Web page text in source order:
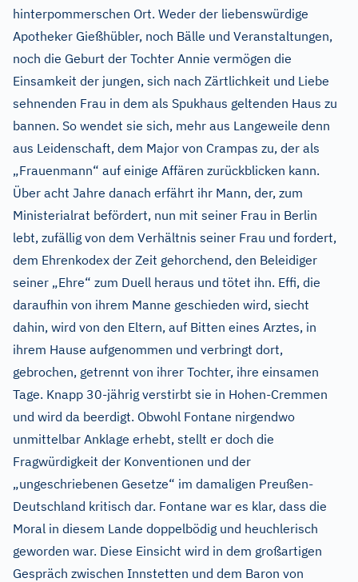
hinterpommerschen Ort. Weder der liebenswürdige
Apotheker Gießhübler, noch Bälle und Veranstaltungen,
noch die Geburt der Tochter Annie vermögen die
Einsamkeit der jungen, sich nach Zärtlichkeit und Liebe
sehnenden Frau in dem als Spukhaus geltenden Haus zu
bannen. So wendet sie sich, mehr aus Langeweile denn
aus Leidenschaft, dem Major von Crampas zu, der als
„Frauenmann“ auf einige Affären zurückblicken kann.
Über acht Jahre danach erfährt ihr Mann, der, zum
Ministerialrat befördert, nun mit seiner Frau in Berlin
lebt, zufällig von dem Verhältnis seiner Frau und fordert,
dem Ehrenkodex der Zeit gehorchend, den Beleidiger
seiner „Ehre“ zum Duell heraus und tötet ihn. Effi, die
daraufhin von ihrem Manne geschieden wird, siecht
dahin, wird von den Eltern, auf Bitten eines Arztes, in
ihrem Hause aufgenommen und verbringt dort,
gebrochen, getrennt von ihrer Tochter, ihre einsamen
Tage. Knapp 30-jährig verstirbt sie in Hohen-Cremmen
und wird da beerdigt. Obwohl Fontane nirgendwo
unmittelbar Anklage erhebt, stellt er doch die
Fragwürdigkeit der Konventionen und der
„ungeschriebenen Gesetze“ im damaligen Preußen-
Deutschland kritisch dar. Fontane war es klar, dass die
Moral in diesem Lande doppelbödig und heuchlerisch
geworden war. Diese Einsicht wird in dem großartigen
Gespräch zwischen Innstetten und dem Baron von